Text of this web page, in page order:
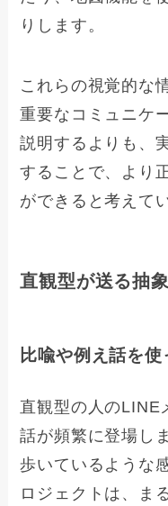
りします。
これらの視覚的な
重要なコミュニケ
説明するよりも、
することで、より
ができると考えて
直観型が送る抽
比喩や例え話を
直観型の人のLINE
話が頻繁に登場し
歩いているような
ロジェクトは、ま